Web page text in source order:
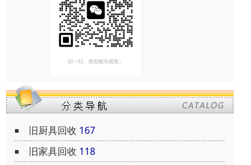
旧厨具回收 167
旧家具回收 118